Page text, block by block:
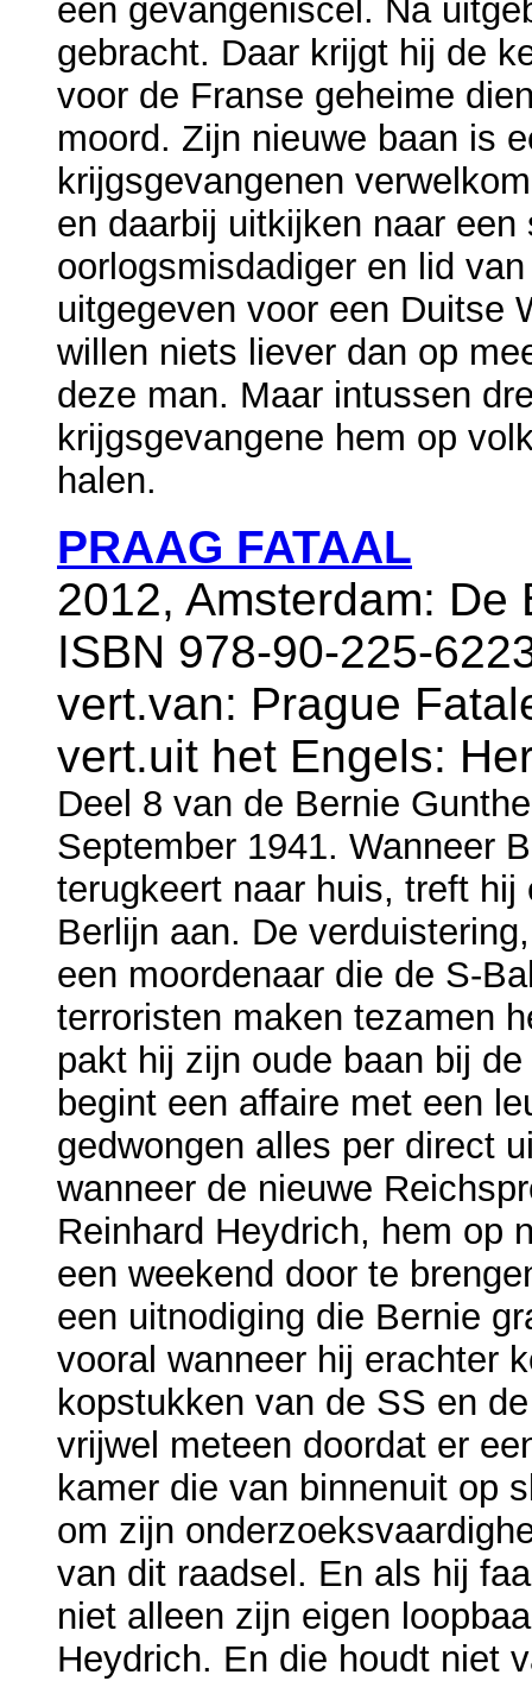
een gevangeniscel. Na
gebracht. Daar krijgt hij de
voor de Franse geheime
moord. Zijn nieuwe baan is
krijgsgevangenen
en daarbij uitkijken naar
oorlogsmisdadiger en lid
uitgegeven voor een Duitse
willen niets liever dan op
deze man. Maar intussen
krijgsgevangene hem op
halen.
PRAAG FATAAL
2012, Amsterdam:
ISBN 978-90-225-
vert.van: Prague
vert.uit het Engels:
Deel 8 van de Bernie
September 1941. Wanneer
terugkeert naar huis, treft
Berlijn aan. De
een moordenaar die de S-
terroristen maken tezamen
pakt hij zijn oude baan bij
begint een affaire met een
gedwongen alles per direct
wanneer de nieuwe
Reinhard Heydrich, hem op
een weekend door te
een uitnodiging die Bernie
vooral wanneer hij erachter
kopstukken van de SS en
vrijwel meteen doordat er
kamer die van binnenuit op
om zijn
van dit raadsel. En als hij
niet alleen zijn eigen
Heydrich. En die houdt niet